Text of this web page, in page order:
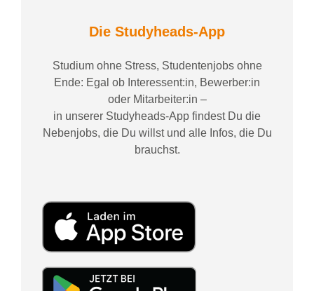
Die Studyheads-App
Studium ohne Stress, Studentenjobs ohne
Ende: Egal ob Interessent:in, Bewerber:in
oder Mitarbeiter:in –
in unserer Studyheads-App findest Du die
Nebenjobs, die Du willst und alle Infos, die Du
brauchst.